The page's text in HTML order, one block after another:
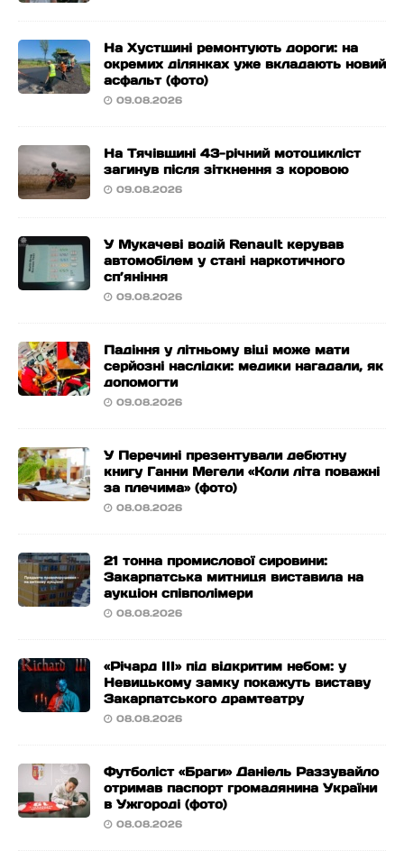
На Хустщині ремонтують дороги: на
окремих ділянках уже вкладають новий
асфальт (фото)
09.08.2026
На Тячівщині 43-річний мотоцикліст
загинув після зіткнення з коровою
09.08.2026
У Мукачеві водій Renault керував
автомобілем у стані наркотичного
сп’яніння
09.08.2026
Падіння у літньому віці може мати
серйозні наслідки: медики нагадали, як
допомогти
09.08.2026
У Перечині презентували дебютну
книгу Ганни Мегели «Коли літа поважні
за плечима» (фото)
08.08.2026
21 тонна промислової сировини:
Закарпатська митниця виставила на
аукціон співполімери
08.08.2026
«Річард ІІІ» під відкритим небом: у
Невицькому замку покажуть виставу
Закарпатського драмтеатру
08.08.2026
Футболіст «Браги» Даніель Раззувайло
отримав паспорт громадянина України
в Ужгороді (фото)
08.08.2026